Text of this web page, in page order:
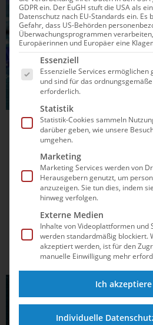
28.07.2021 13:28
Philip Heintz zieht ins
In 1:57,72 Minuten qualifizierte
das Halbfinale über 200m Lagen.
schwamm sich in den Vorläufen
Olympischen Spielen 2016 in Rio
den sechsten Platz mit einem...
GDPR ein. Der EuGH stuft die USA als
Datenschutz nach EU-Standards ein. Es
Gefahr, dass US-Behörden
Überwachungsprogrammen
Europäerinnen und Europäer eine
Es folgt eine Liste der
Essenziell
Essenzielle Services ermöglichen
und sind für das
erforderlich.
Statistik
Statistik-Cookies sammeln
darüber geben, wie unsere
umgehen.
Marketing
Marketing Services werden von
Herausgebern genutzt, um
anzuzeigen. Sie tun dies, indem
hinweg verfolgen.
Externe Medien
Inhalte von Videoplattformen und
werden standardmäßig blockiert.
akzeptiert werden, ist für den
manuelle Einwilligung mehr
Ich
Individuelle